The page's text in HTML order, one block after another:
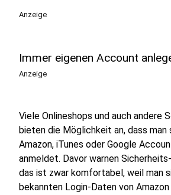
Anzeige
Immer eigenen Account
Anzeige
Viele Onlineshops und auch andere
bieten die Möglichkeit an, dass man
Amazon, iTunes oder Google
anmeldet. Davor warnen
das ist zwar komfortabel, weil man
bekannten Login-Daten von Amazon